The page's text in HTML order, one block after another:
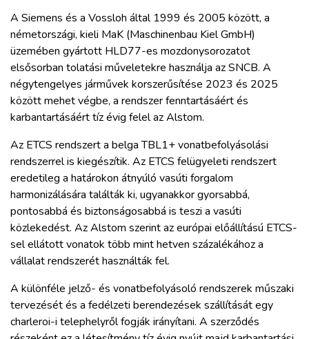
A Siemens és a Vossloh által 1999 és 2005 között, a
németországi, kieli MaK (Maschinenbau Kiel GmbH)
üzemében gyártott HLD77-es mozdonysorozatot
elsősorban tolatási műveletekre használja az SNCB. A
négytengelyes járművek korszerűsítése 2023 és 2025
között mehet végbe, a rendszer fenntartásáért és
karbantartásáért tíz évig felel az Alstom.
Az ETCS rendszert a belga TBL1+ vonatbefolyásolási
rendszerrel is kiegészítik. Az ETCS felügyeleti rendszert
eredetileg a határokon átnyúló vasúti forgalom
harmonizálására találták ki, ugyanakkor gyorsabbá,
pontosabbá és biztonságosabbá is teszi a vasúti
közlekedést. Az Alstom szerint az európai előállítású ETCS-
sel ellátott vonatok több mint hetven százalékához a
vállalat rendszerét használták fel.
A különféle jelző- és vonatbefolyásoló rendszerek műszaki
tervezését és a fedélzeti berendezések szállítását egy
charleroi-i telephelyről fogják irányítani. A szerződés